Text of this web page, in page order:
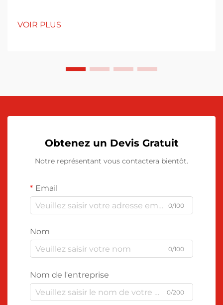
VOIR PLUS
Obtenez un Devis Gratuit
Notre représentant vous contactera bientôt.
Email
0/100
Nom
0/100
Nom de l'entreprise
0/200